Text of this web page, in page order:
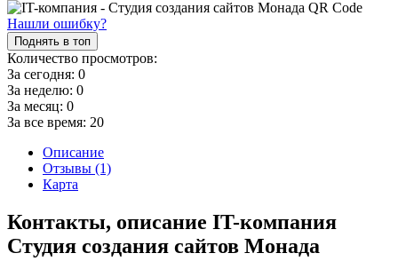
Нашли ошибку?
Поднять в топ
Количество просмотров:
За сегодня: 0
За неделю: 0
За месяц: 0
За все время: 20
Описание
Отзывы (1)
Карта
Контакты, описание IT-компания
Студия создания сайтов Монада